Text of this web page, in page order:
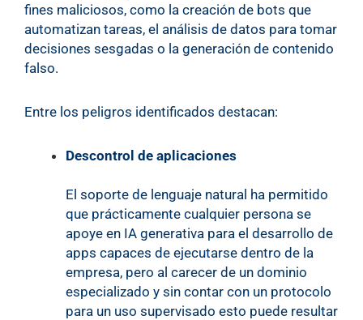
fines maliciosos, como la creación de bots que
automatizan tareas, el análisis de datos para tomar
decisiones sesgadas o la generación de contenido
falso.
Entre los peligros identificados destacan:
Descontrol de aplicaciones
El soporte de lenguaje natural ha permitido
que prácticamente cualquier persona se
apoye en IA generativa para el desarrollo de
apps capaces de ejecutarse dentro de la
empresa, pero al carecer de un dominio
especializado y sin contar con un protocolo
para un uso supervisado esto puede resultar